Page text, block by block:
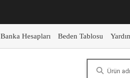
Banka Hesapları Beden Tablosu